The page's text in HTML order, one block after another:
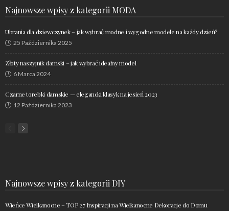
Najnowsze wpisy z kategorii MODA
Ubrania dla dziewczynek – jak wybrać modne i wygodne modele na każdy dzień?
25 Października 2025
Złoty naszyjnik damski – jak wybrać idealny model
6 Marca 2024
Czarne torebki damskie — elegancki klasyk na jesień 2023
12 Października 2023
Najnowsze wpisy z kategorii DIY
Wieńce Wielkanocne – TOP 27 Inspiracji na Wielkanocne Dekoracje do Domu